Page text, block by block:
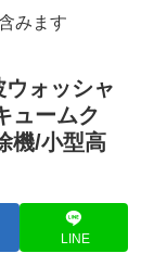
みます
ウォッシャ
ュームク
機/小型高
LINE